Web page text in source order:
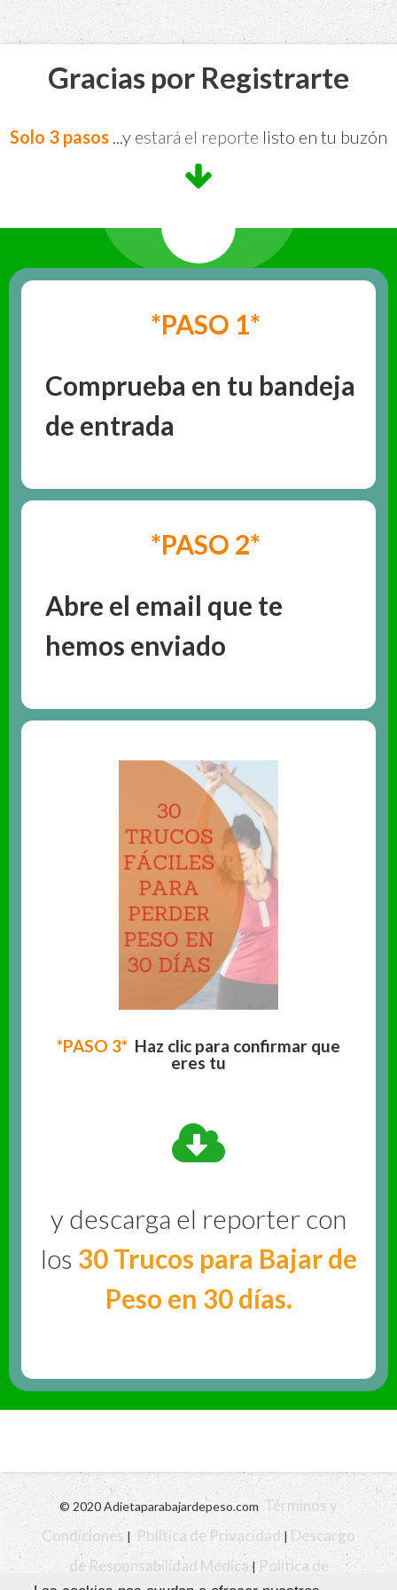
Gracias por Registrarte
Solo 3 pasos ...y estará el reporte listo en tu buzón
*PASO 1*
Comprueba en tu bandeja
de entrada
*PASO 2*
Abre el email que te
hemos enviado
*PASO 3* Haz clic para confirmar que
eres tu
y descarga el reporter con
los 30 Trucos para Bajar de
Peso en 30 días.
© 2020 Adietaparabajardepeso.com Términos y
Condiciones| Política de Privacidad | Descargo
de Responsabilidad Médica| Política de